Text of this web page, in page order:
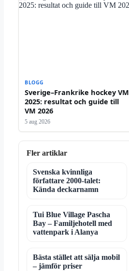
BLOGG
Sverige–Frankrike hockey VM
2025: resultat och guide till
VM 2026
5 aug 2026
Fler artiklar
Svenska kvinnliga
författare 2000-talet:
Kända deckarnamn
Tui Blue Village Pascha
Bay – Familjehotell med
vattenpark i Alanya
Bästa stället att sälja mobil
– jämför priser